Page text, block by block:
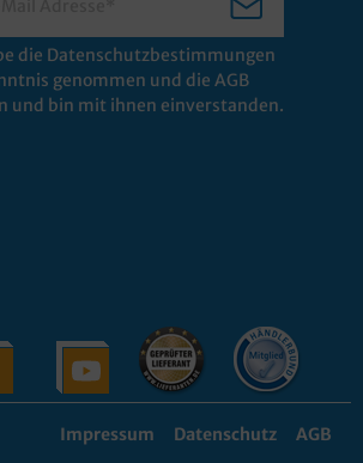
die Datenschutzbestimmungen
genommen und die AGB
und bin mit ihnen einverstanden.
Impressum Datenschutz AGB